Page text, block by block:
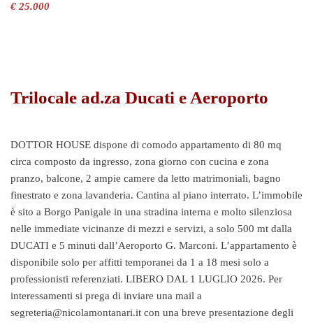
€ 25.000
Trilocale ad.za Ducati e Aeroporto
DOTTOR HOUSE dispone di comodo appartamento di 80 mq
circa composto da ingresso, zona giorno con cucina e zona
pranzo, balcone, 2 ampie camere da letto matrimoniali, bagno
finestrato e zona lavanderia. Cantina al piano interrato. L’immobile
è sito a Borgo Panigale in una stradina interna e molto silenziosa
nelle immediate vicinanze di mezzi e servizi, a solo 500 mt dalla
DUCATI e 5 minuti dall’Aeroporto G. Marconi. L’appartamento è
disponibile solo per affitti temporanei da 1 a 18 mesi solo a
professionisti referenziati. LIBERO DAL 1 LUGLIO 2026. Per
interessamenti si prega di inviare una mail a
segreteria@nicolamontanari.it con una breve presentazione degli